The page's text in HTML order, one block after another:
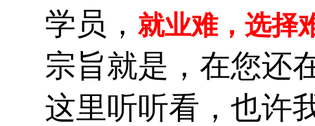
学员， 就业难，选择
宗旨就是，在您还
这里听听看，也许